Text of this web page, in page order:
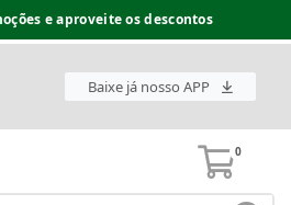
e aproveite os descontos
Baixe já nosso APP
0